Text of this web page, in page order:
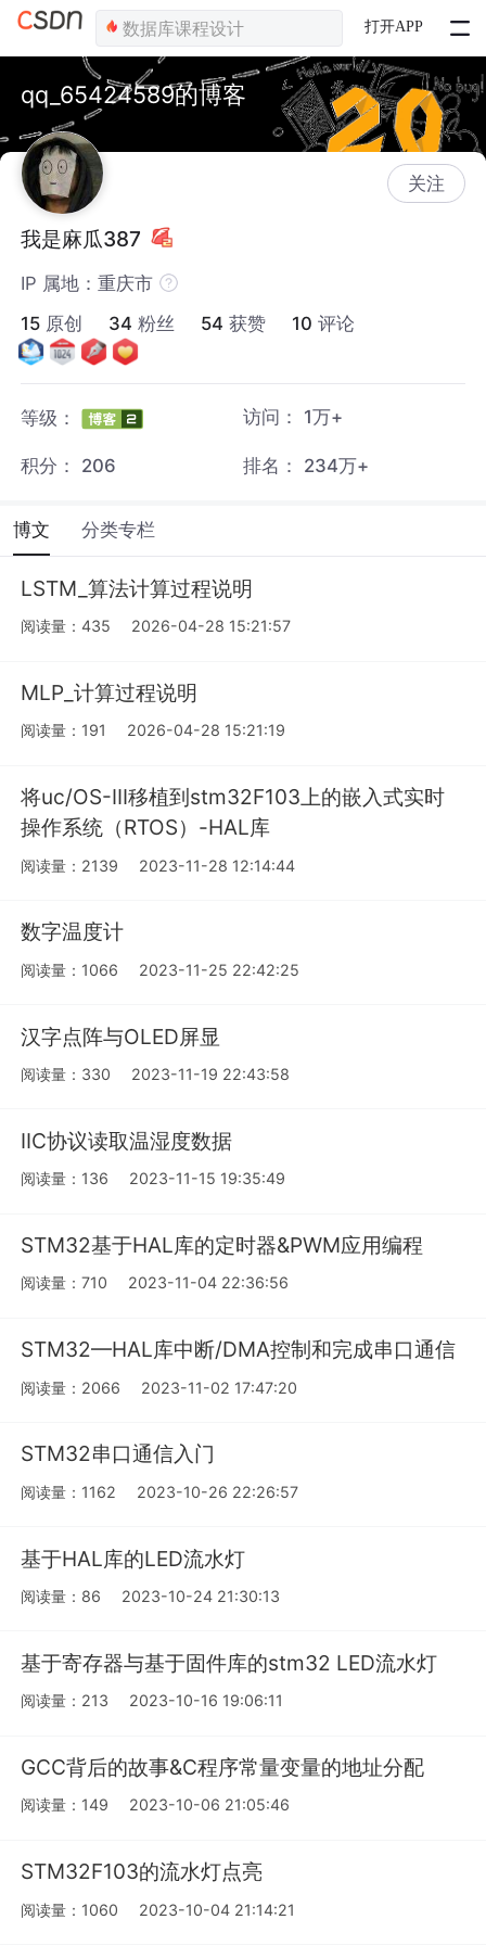
打开APP
qq_65424589的博客
关注
我是麻瓜387
IP 属地：重庆市
15 原创 34 粉丝 54 获赞 10 评论
等级： 访问： 1万+
积分： 206 排名： 234万+
博文 分类专栏
LSTM_算法计算过程说明
阅读量：435 2026-04-28 15:21:57
MLP_计算过程说明
阅读量：191 2026-04-28 15:21:19
将uc/OS-III移植到stm32F103上的嵌入式实时
操作系统（RTOS）-HAL库
阅读量：2139 2023-11-28 12:14:44
数字温度计
阅读量：1066 2023-11-25 22:42:25
汉字点阵与OLED屏显
阅读量：330 2023-11-19 22:43:58
IIC协议读取温湿度数据
阅读量：136 2023-11-15 19:35:49
STM32基于HAL库的定时器&PWM应用编程
阅读量：710 2023-11-04 22:36:56
STM32—HAL库中断/DMA控制和完成串口通信
阅读量：2066 2023-11-02 17:47:20
STM32串口通信入门
阅读量：1162 2023-10-26 22:26:57
基于HAL库的LED流水灯
阅读量：86 2023-10-24 21:30:13
基于寄存器与基于固件库的stm32 LED流水灯
阅读量：213 2023-10-16 19:06:11
GCC背后的故事&C程序常量变量的地址分配
阅读量：149 2023-10-06 21:05:46
STM32F103的流水灯点亮
阅读量：1060 2023-10-04 21:14:21